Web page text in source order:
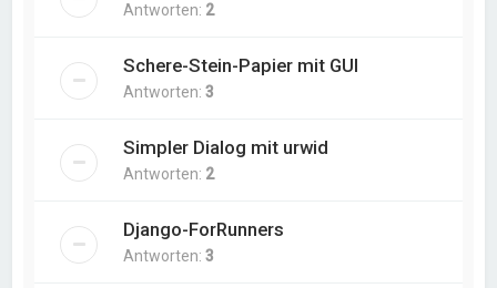
Antworten: 2
Schere-Stein-Papier mit GUI
Antworten:3
Simpler Dialog mit urwid
Antworten: 2
Django-ForRunners
Antworten:3